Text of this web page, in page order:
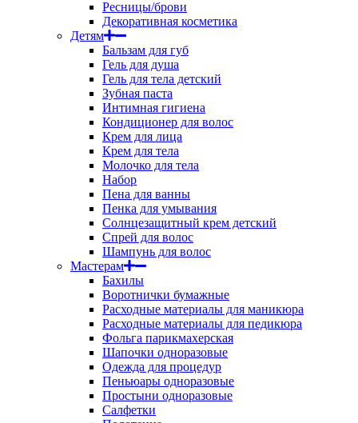
Ресницы/брови
Декоративная косметика
Детям
Бальзам для губ
Гель для душа
Гель для тела детский
Зубная паста
Интимная гигиена
Кондиционер для волос
Крем для лица
Крем для тела
Молочко для тела
Набор
Пена для ванны
Пенка для умывания
Солнцезащитный крем детский
Спрей для волос
Шампунь для волос
Мастерам
Бахилы
Воротнички бумажные
Расходные материалы для маникюра
Расходные материалы для педикюра
Фольга парикмахерская
Шапочки одноразовые
Одежда для процедур
Пеньюары одноразовые
Простыни одноразовые
Салфетки